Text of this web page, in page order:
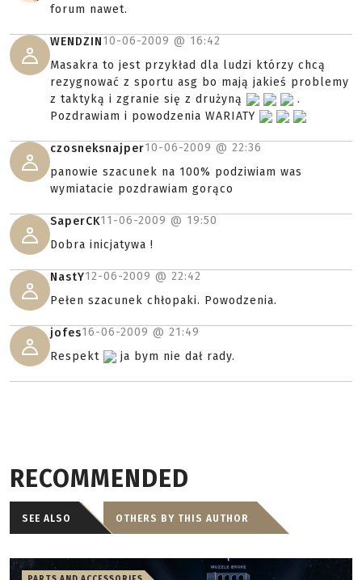
forum nawet.
WENDZIN10-06-2009 @ 16:42
Masakra to jest przykład dla ludzi którzy chcą
rezygnować z sportu asg bo mają jakieś problemy
z taktyką i zgranie się z drużyną
.
Pozdrawiam i powodzenia WARIATY
czosneksnajper10-06-2009 @ 22:36
panowie szacunek na 100% podziwiam was
wymiatacie pozdrawiam gorąco
SaperCK11-06-2009 @ 19:50
Dobra inicjatywa !
NastY12-06-2009 @ 22:42
Pełen szacunek chłopaki. Powodzenia.
jofes16-06-2009 @ 21:49
Respekt
ja bym nie dał rady.
RECOMMENDED
SEE ALSO OTHERS BY THIS AUTHOR